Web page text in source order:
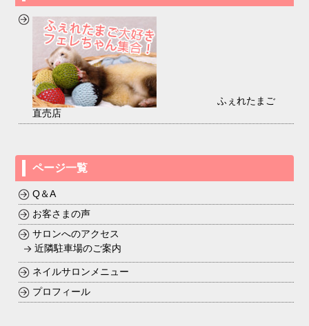
ふぇれたまご
直売店
ページ一覧
Q＆A
お客さまの声
サロンへのアクセス
近隣駐車場のご案内
ネイルサロンメニュー
プロフィール